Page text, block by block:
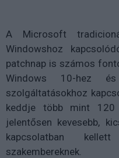
A Microsoft
Windowshoz
patchnap is számos
Windows 10-hez
szolgáltatásokhoz
keddje több mint 120
jelentősen kevesebb,
kapcsolatban
szakembereknek.